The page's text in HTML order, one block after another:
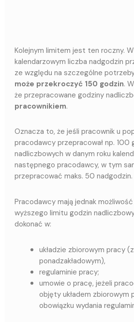
Kolejnym limitem jest ten roczny.
kalendarzowym liczba nadgodzin
ze względu na szczególne
może przekroczyć 150 godzin.
że przepracowane godziny
pracownikiem.
Oznacza to, że jeśli pracownik u
pracodawcy przepracował np. 100
nadliczbowych w danym roku
następnego pracodawcy, w tym
przepracować maks. 50 nadgodzin.
Pracodawcy mają jednak
wyższego limitu godzin
dokonać w:
układzie zbiorowym pracy
ponadzakładowym),
regulaminie pracy;
umowie o pracę, jeżeli
objęty układem zbiorowym
obowiązku wydania